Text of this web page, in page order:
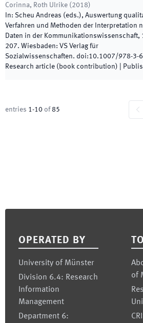
Corinna, Roth Ulrike ( 2018)
In: Scheu Andreas (eds.), Auswertung
Verfahren und Methoden der Interpretation
Daten in der Kommunikationswissenschaft,
207. Wiesbaden: VS Verlag für
Sozialwissenschaften. doi:10.1007/978-3-
Research article (book contribution)
entries 1-10 of 85
OPERATED BY
University of Münster
Division 6.4: Research
Information
Management
Department 6:
of